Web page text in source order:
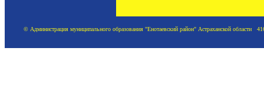
© Администрация муниципального образования "Енотаевский район" Астраханской области